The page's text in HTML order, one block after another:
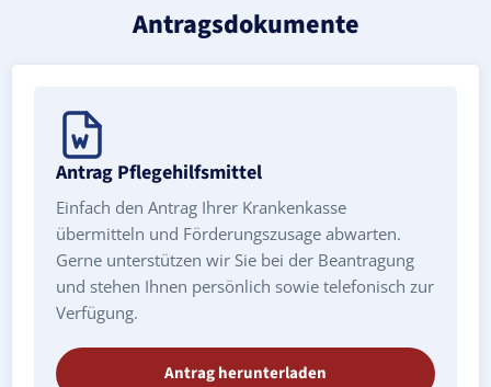
Antragsdokumente
Antrag Pflegehilfsmittel
Einfach den Antrag Ihrer Krankenkasse
übermitteln und Förderungszusage abwarten.
Gerne unterstützen wir Sie bei der Beantragung
und stehen Ihnen persönlich sowie telefonisch zur
Verfügung.
Antrag herunterladen